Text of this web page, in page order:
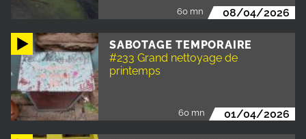
60 mn 08/04/2026
SABOTAGE TEMPORAIRE
#233 Grand nettoyage de
printemps
60 mn 01/04/2026